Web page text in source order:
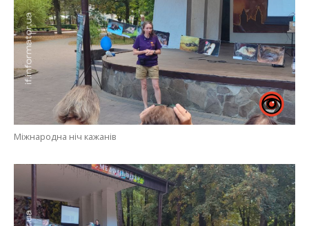
Міжнародна ніч кажанів